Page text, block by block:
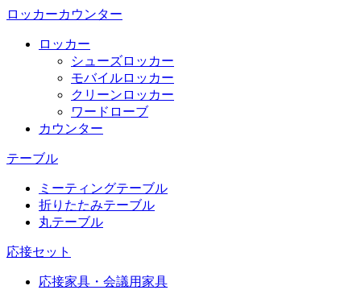
ロッカーカウンター
ロッカー
シューズロッカー
モバイルロッカー
クリーンロッカー
ワードローブ
カウンター
テーブル
ミーティングテーブル
折りたたみテーブル
丸テーブル
応接セット
応接家具・会議用家具